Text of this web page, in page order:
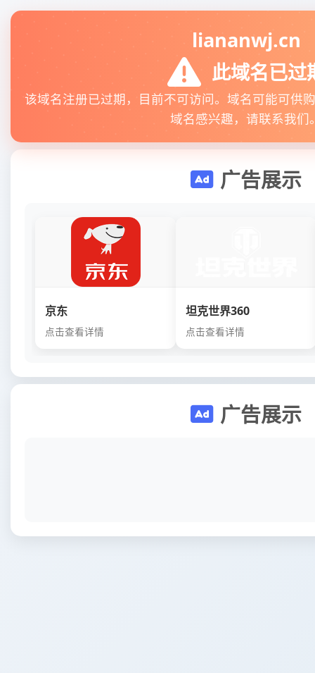
liananwj.cn
此域名已过
该域名注册已过期，目前不可访问。域名可能可供
域名感兴趣，请联系我们
广告展示
京东
点击查看详情
坦克世界360
点击查看详情
广告展示